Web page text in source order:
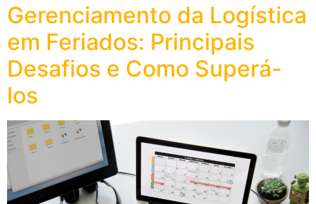
Gerenciamento da Logística
em Feriados: Principais
Desafios e Como Superá-
los